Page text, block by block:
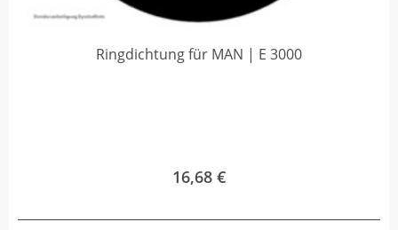
Ringdichtung für MAN | E 3000
16,68 €